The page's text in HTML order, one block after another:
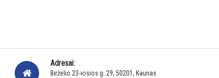
Adresai:
Birželio 23-iosios g. 29, 50201, Kaunas